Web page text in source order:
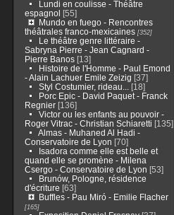
Lundi en coulisse - Théâtre
espagnol [55]
Mundo en fuego - Rencontres
théâtrales franco-mexicaines[352]
Le théâtre genre littéraire -
Sabryna Pierre - Jean Cagnard -
Pierre Banos[13]
Histoire de l'Homme - Paul Emond
- Alain Lachuer Emile Zeizig [37]
Styl Costumier, rideau...
[18]
Porc Epic - David Paquet - Franck
Regnier[136]
Victor ou les enfants au pouvoir -
Roger Vitrac - Christian Schiaretti [135]
Almas - Muhaned Al Hadi -
Conservatoire de Lyon [70]
Isadora comme elle est belle et
quand elle se promène - Milena
Csergo - Conservatoire de Lyon [53]
Brunów, Pologne, résidence
d'écriture [63]
Buffles - Pau Miró - Emilie Flacher
[165]